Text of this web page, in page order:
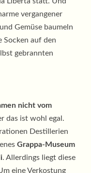
vergangener
Gemüse baumeln
Socken auf den
gebrannten
nicht vom
das ist wohl egal.
Destillerien
Grappa-Museum
. Allerdings liegt diese
eine Verkostung